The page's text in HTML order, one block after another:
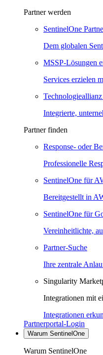
Partner werden
SentinelOne
Dem globalen
MSSP-Lösungen
Services erzielen
Integrierte,
Partner finden
Response- oder
Professionelle
SentinelOne für
Bereitgestellt in
SentinelOne für
Vereinheitlichte,
Partner-Suche
Ihre zentrale
Singularity
Integrationen mit
Integrationen
Partnerportal-Login
Warum SentinelOne
Warum SentinelOne